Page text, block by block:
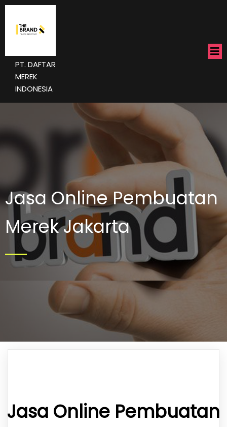
PT. DAFTAR
MEREK
INDONESIA
Jasa Online Pembuatan
Merek Jakarta
Jasa Online Pembuatan